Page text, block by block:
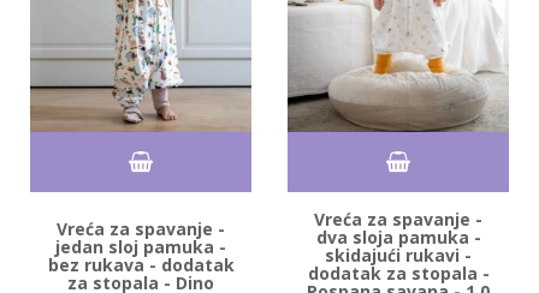
Vreća za spavanje -
jedan sloj pamuka -
bez rukava - dodatak
za stopala - Dino
Vreća za spavanje -
dva sloja pamuka -
skidajući rukavi -
dodatak za stopala -